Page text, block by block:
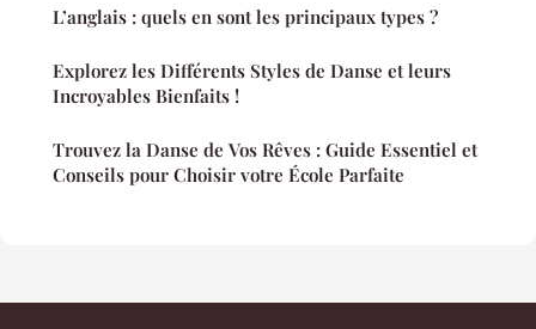
L’anglais : quels en sont les principaux types ?
Explorez les Différents Styles de Danse et leurs
Incroyables Bienfaits !
Trouvez la Danse de Vos Rêves : Guide Essentiel et
Conseils pour Choisir votre École Parfaite